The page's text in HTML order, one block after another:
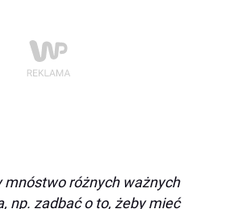
mnóstwo różnych ważnych
np. zadbać o to, żeby mieć